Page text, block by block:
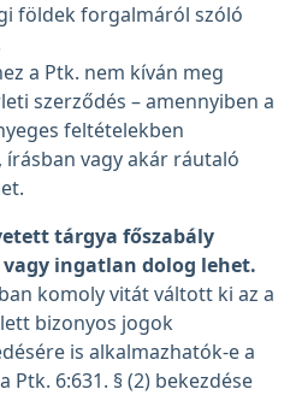
földek forgalmáról szóló
a Ptk. nem kíván meg
szerződés – amennyiben a
feltételekben
vagy akár ráutaló
tárgya főszabály
ingatlan dolog lehet.
komoly vitát váltott ki az a
bizonyos jogok
is alkalmazhatók-e a
Ptk. 6:631. § (2) bekezdése